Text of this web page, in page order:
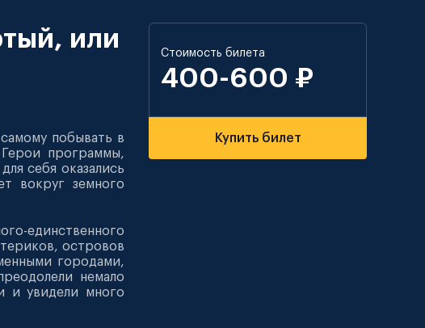
или
побывать в
программы,
себя оказались
вокруг земного
единственного
островов
городами,
немало
и увидели много
Стоимость билета
400-600 ₽
Купить билет